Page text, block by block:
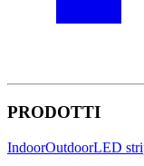
PRODOTTI
IndoorOutdoorLED